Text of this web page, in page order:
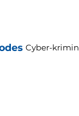
Cyber-